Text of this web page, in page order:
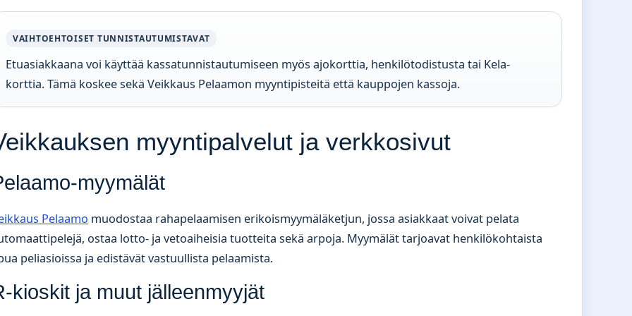
VAIHTOEHTOISET TUNNISTAUTUMISTAVAT
Etuasiakkaana voi käyttää kassatunnistautumiseen myös ajokorttia, henkilötodistusta tai Kela-
korttia. Tämä koskee sekä Veikkaus Pelaamon myyntipisteitä että kauppojen kassoja.
myyntipalvelut ja verkkosivut
myymälät
Pelaamo muodostaa rahapelaamisen erikoismyymäläketjun, jossa asiakkaat voivat pelata
ostaa lotto- ja vetoaiheisia tuotteita sekä arpoja. Myymälät tarjoavat henkilökohtaista
peliasioissa ja edistävät vastuullista pelaamista.
kioskit ja muut jälleenmyyjät